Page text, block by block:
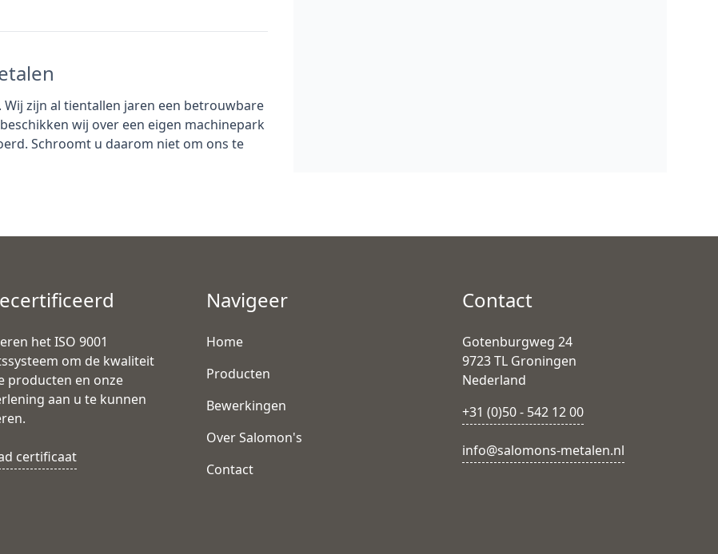
zijn al tientallen jaren een betrouwbare
wij over een eigen machinepark
Schroomt u daarom niet om ons te
het ISO 9001
om de kwaliteit
producten en onze
aan u te kunnen
certificaat
Navigeer
Home
Producten
Bewerkingen
Over Salomon's
Contact
Contact
Gotenburgweg 24
9723 TL Groningen
Nederland
+31 (0)50 - 542 12 00
info@salomons-metalen.nl